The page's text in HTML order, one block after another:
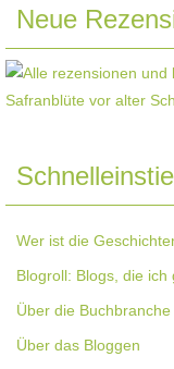
Neue
Wer ist die
Blogroll: Blogs, die ich
Über die Buchbranche
Über das Bloggen